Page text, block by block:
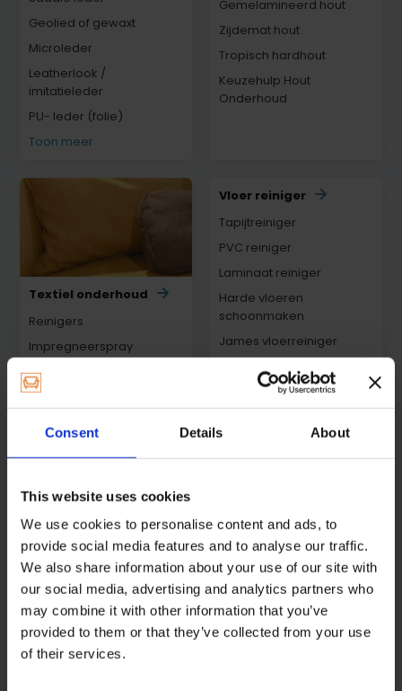
Consent Details About
This website uses cookies
We use cookies to personalise content and ads, to
provide social media features and to analyse our traffic.
We also share information about your use of our site with
our social media, advertising and analytics partners who
may combine it with other information that you’ve
provided to them or that they’ve collected from your use
of their services.
Geolied of gewaxt
Microleder
Leatherlook /
imitatieleder
PU- leder (folie)
Toon meer
Gemelamineerd hout
Zijdemat hout
Tropisch hardhout
Keuzehulp Hout
Onderhoud
Textiel onderhoud
Reinigers
Impregneerspray
Overig
Keuzehulp Textiel
Onderhoud
Keuzehulp bij vlekken in
tapijt en meubelstof
Vloer reiniger
Tapijtreiniger
PVC reiniger
Laminaat reiniger
Harde vloeren
schoonmaken
James vloerreiniger
Stoelpoot
beschermers
Stoelpoot Beschermers